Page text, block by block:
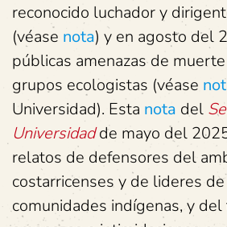
reconocido luchador y
(véase nota) y en agosto del
públicas amenazas de
grupos ecologistas (véase
Universidad). Esta nota del
Universidadde mayo del
relatos de defensores del
costarricenses y de lideres
comunidades indígenas, y